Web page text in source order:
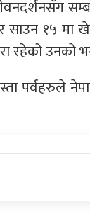
साउन १५ मा
रहेको उनकाे
पर्वहरुले